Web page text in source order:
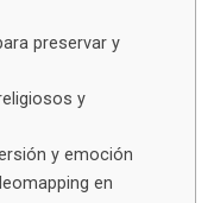
preservar y
y
y emoción
en